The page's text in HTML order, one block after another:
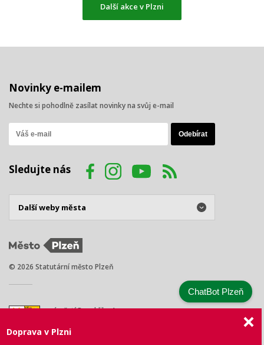
Další akce v Plzni
Novinky e-mailem
Nechte si pohodlně zasílat novinky na svůj e-mail
Sledujte nás
© 2026 Statutární město Plzeň
náměstí Republiky 1
Tel.: +420 378 031 111
Doprava v Plzni
ChatBot Plzeň